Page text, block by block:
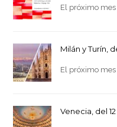
El próximo mes
Milán y Turín,
El próximo
Venecia, del